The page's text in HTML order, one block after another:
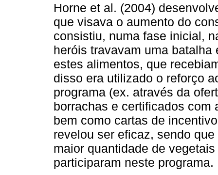
Horne et al. (2004)
que visava o aumento do
consistiu, numa fase inicial,
heróis travavam uma
estes alimentos, que
disso era utilizado o reforço
programa (ex. através da
borrachas e certificados com
bem como cartas de
revelou ser eficaz, sendo
maior quantidade de
participaram neste programa.